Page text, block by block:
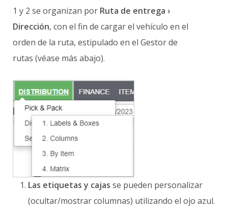
1 y 2 se organizan por Ruta de entrega ›
Dirección, con el fin de cargar el vehículo en el
orden de la ruta, estipulado en el Gestor de
rutas (véase más abajo).
Las etiquetas y cajas se pueden personalizar
(ocultar/mostrar columnas) utilizando el ojo azul.